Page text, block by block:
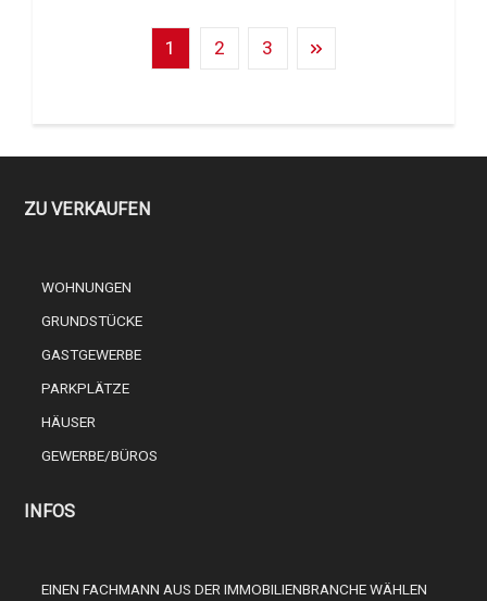
1 2 3
ZU VERKAUFEN
WOHNUNGEN
GRUNDSTÜCKE
GASTGEWERBE
PARKPLÄTZE
HÄUSER
GEWERBE/BÜROS
INFOS
EINEN FACHMANN AUS DER IMMOBILIENBRANCHE WÄHLEN